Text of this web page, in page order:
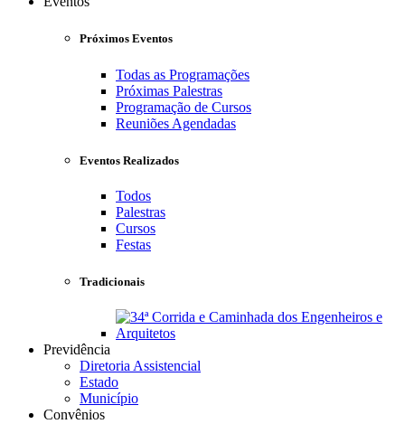
Próximos Eventos
Todas as Programações
Próximas Palestras
Programação de Cursos
Reuniões Agendadas
Eventos Realizados
Todos
Palestras
Cursos
Festas
Tradicionais
Previdência
Diretoria Assistencial
Estado
Município
Convênios